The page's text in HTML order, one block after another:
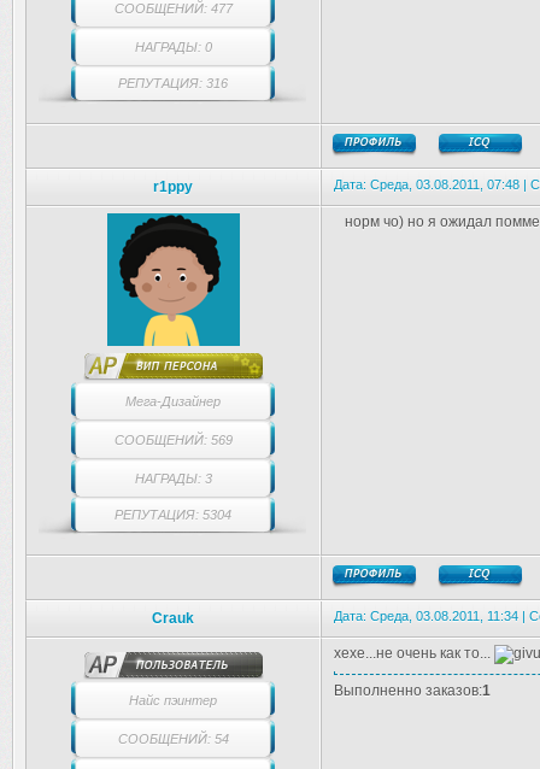
СООБЩЕНИЙ: 477
НАГРАДЫ: 0
РЕПУТАЦИЯ: 316
r1ppy Дата: Среда, 03.08.2011, 07:48 |
Мега-Дизайнер
СООБЩЕНИЙ: 569
НАГРАДЫ: 3
РЕПУТАЦИЯ: 5304
норм чо) но я ожидал
Crauk Дата: Среда, 03.08.2011, 11:34 |
Найс пэинтер
СООБЩЕНИЙ: 54
хехе...не очень как то...
Выполненно заказов:1